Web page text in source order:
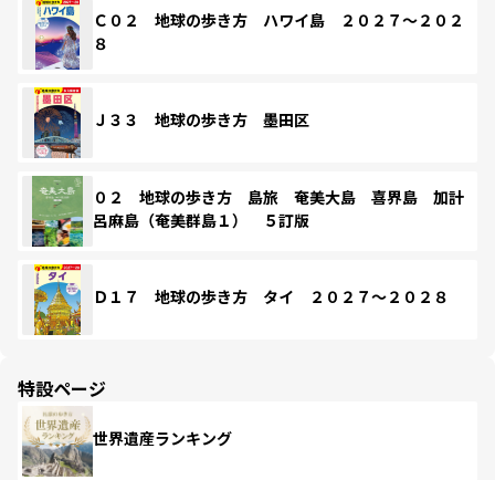
Ｃ０２ 地球の歩き方 ハワイ島 ２０２７～２０２
８
Ｊ３３ 地球の歩き方 墨田区
０２ 地球の歩き方 島旅 奄美大島 喜界島 加計
呂麻島（奄美群島１） ５訂版
Ｄ１７ 地球の歩き方 タイ ２０２７～２０２８
特設ページ
世界遺産ランキング